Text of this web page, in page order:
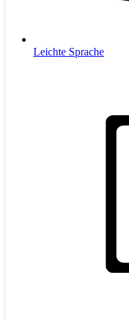
Leichte Sprache